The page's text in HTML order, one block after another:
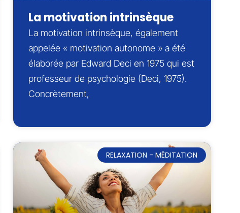
La motivation intrinsèque
La motivation intrinsèque, également
appelée « motivation autonome » a été
élaborée par Edward Deci en 1975 qui est
professeur de psychologie (Deci, 1975).
Concrètement,
RELAXATION - MÉDITATION